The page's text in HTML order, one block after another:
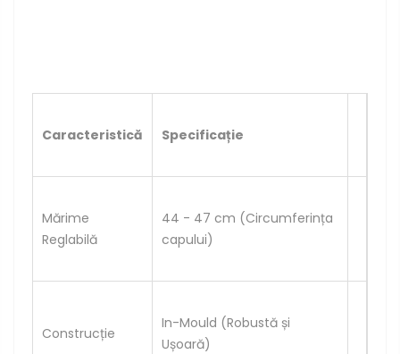
Caracteristică Specificație
Mărime
Reglabilă
44 - 47 cm (Circumferința
capului)
Construcție
In-Mould (Robustă și
Ușoară)